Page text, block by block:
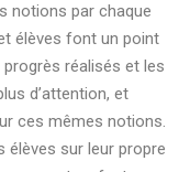
notions par chaque
élèves font un point
progrès réalisés et les
d’attention, et
ces mêmes notions.
élèves sur leur propre